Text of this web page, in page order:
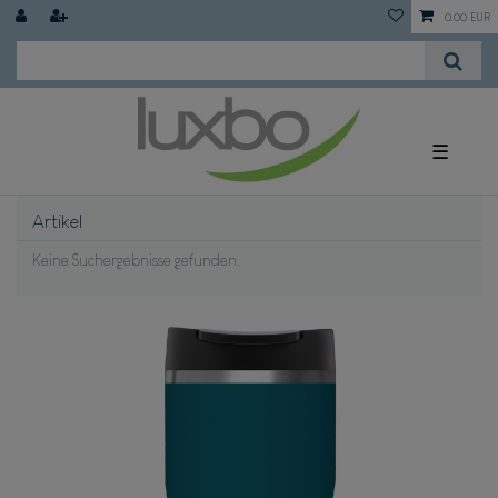
0,00 EUR
☰
Artikel
Keine Suchergebnisse gefunden.